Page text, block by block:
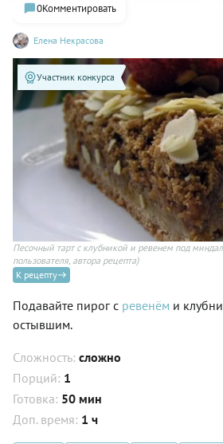
Елена Некрасова
0Комментировать
Участник конкурса
Песочный тарт с клубникой и ревенем под
пользователя, автора рецепта)
К рецепту
Подавайте пирог с ревенём и
остывшим.
Сложность: сложно
Порций: 1
Готовка: 50 мин
Доп. время: 1 ч